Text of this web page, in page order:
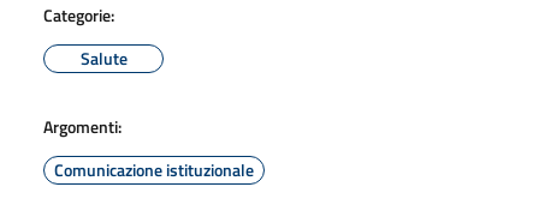
Categorie:
Salute
Argomenti:
Comunicazione istituzionale